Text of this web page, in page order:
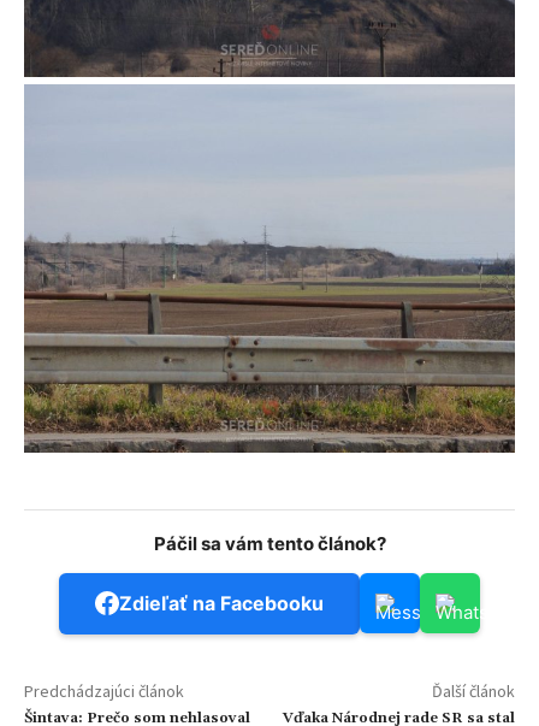
Páčil sa vám tento článok?
Zdieľať na Facebooku
Predchádzajúci článok
Šintava: Prečo som nehlasoval
Ďalší článok
Vďaka Národnej rade SR sa stal